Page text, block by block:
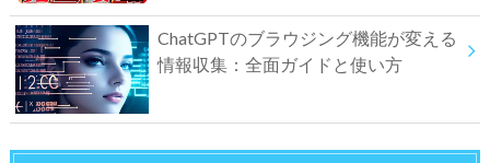
ChatGPTのブラウジング機能が変える
情報収集：全面ガイドと使い方